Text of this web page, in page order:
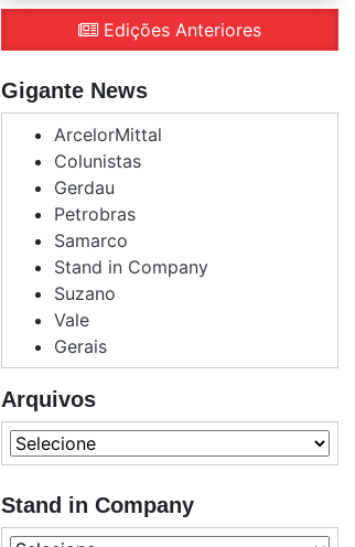
Edições Anteriores
Gigante News
ArcelorMittal
Colunistas
Gerdau
Petrobras
Samarco
Stand in Company
Suzano
Vale
Gerais
Arquivos
Stand in Company